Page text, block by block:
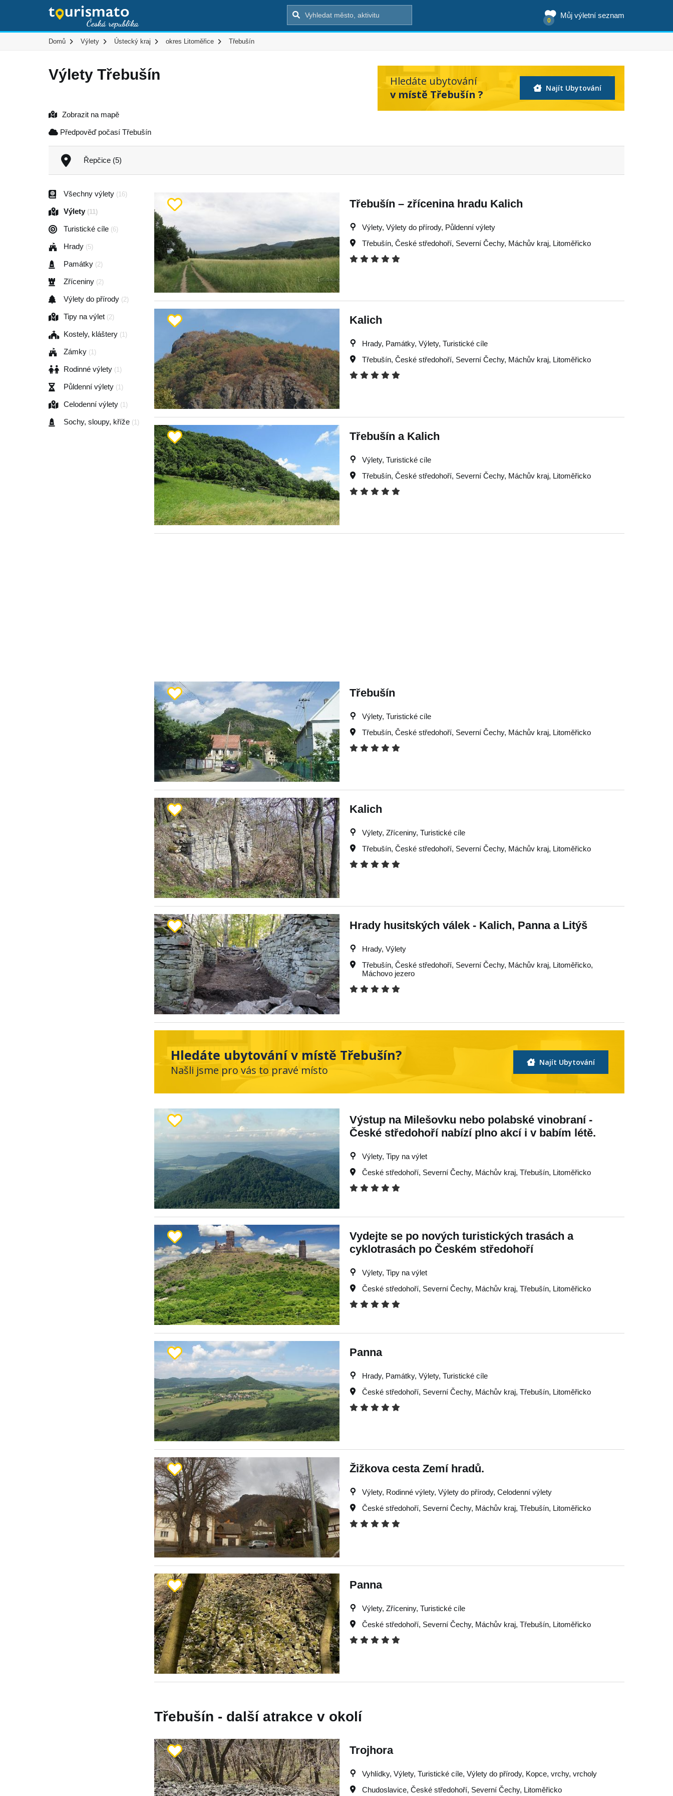
Můj výletní seznam
0
Domů Výlety Ústecký kraj okres Litoměřice Třebušín
Výlety Třebušín
Hledáte ubytování
v místě Třebušín ?
Najít Ubytování
Zobrazit na mapě
Předpověď počasí Třebušín
Řepčice (5)
Všechny výlety (16)
Výlety (11)
Turistické cíle (6)
Hrady (5)
Památky (2)
Zříceniny (2)
Výlety do přírody (2)
Tipy na výlet (2)
Kostely, kláštery (1)
Zámky (1)
Rodinné výlety (1)
Půldenní výlety (1)
Celodenní výlety (1)
Sochy, sloupy, kříže (1)
Třebušín – zřícenina hradu Kalich
Výlety, Výlety do přírody, Půldenní výlety
Třebušín, České středohoří, Severní Čechy, Máchův kraj, Litoměřicko
Kalich
Hrady, Památky, Výlety, Turistické cíle
Třebušín, České středohoří, Severní Čechy, Máchův kraj, Litoměřicko
Třebušín a Kalich
Výlety, Turistické cíle
Třebušín, České středohoří, Severní Čechy, Máchův kraj, Litoměřicko
Třebušín
Výlety, Turistické cíle
Třebušín, České středohoří, Severní Čechy, Máchův kraj, Litoměřicko
Kalich
Výlety, Zříceniny, Turistické cíle
Třebušín, České středohoří, Severní Čechy, Máchův kraj, Litoměřicko
Hrady husitských válek - Kalich, Panna a Litýš
Hrady, Výlety
Třebušín, České středohoří, Severní Čechy, Máchův kraj, Litoměřicko,
Máchovo jezero
Hledáte ubytování v místě Třebušín?
Našli jsme pro vás to pravé místo
Najít Ubytování
Výstup na Milešovku nebo polabské vinobraní -
České středohoří nabízí plno akcí i v babím létě.
Výlety, Tipy na výlet
České středohoří, Severní Čechy, Máchův kraj, Třebušín, Litoměřicko
Vydejte se po nových turistických trasách a
cyklotrasách po Českém středohoří
Výlety, Tipy na výlet
České středohoří, Severní Čechy, Máchův kraj, Třebušín, Litoměřicko
Panna
Hrady, Památky, Výlety, Turistické cíle
České středohoří, Severní Čechy, Máchův kraj, Třebušín, Litoměřicko
Žižkova cesta Zemí hradů.
Výlety, Rodinné výlety, Výlety do přírody, Celodenní výlety
České středohoří, Severní Čechy, Máchův kraj, Třebušín, Litoměřicko
Panna
Výlety, Zříceniny, Turistické cíle
České středohoří, Severní Čechy, Máchův kraj, Třebušín, Litoměřicko
Třebušín - další atrakce v okolí
Trojhora
Vyhlídky, Výlety, Turistické cíle, Výlety do přírody, Kopce, vrchy, vrcholy
Chudoslavice, České středohoří, Severní Čechy, Litoměřicko